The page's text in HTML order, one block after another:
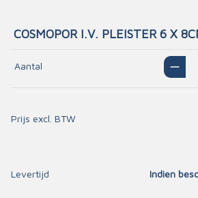
COSMOPOR I.V. PLEISTER 6 X
Aantal
Prijs excl. BTW
Levertijd
Indien